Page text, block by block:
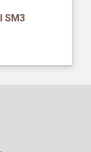
SM3